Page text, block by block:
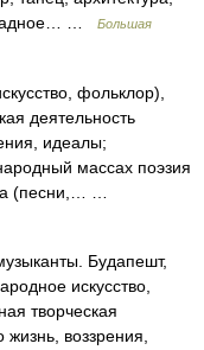
…
Большая
фольклор),
деятельность
идеалы;
массах поэзия
(песни,… …
Будапешт,
искусство,
творческая
воззрения,